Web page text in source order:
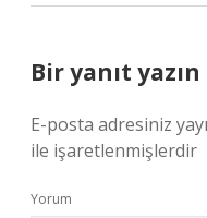
Bir yanıt yazın
E-posta adresiniz
ile işaretlenmişlerdir
Yorum